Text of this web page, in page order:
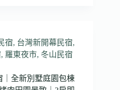
】宿, 台灣新開幕民宿,
, 羅東夜市, 冬山民宿
｜全新別墅庭園包棟